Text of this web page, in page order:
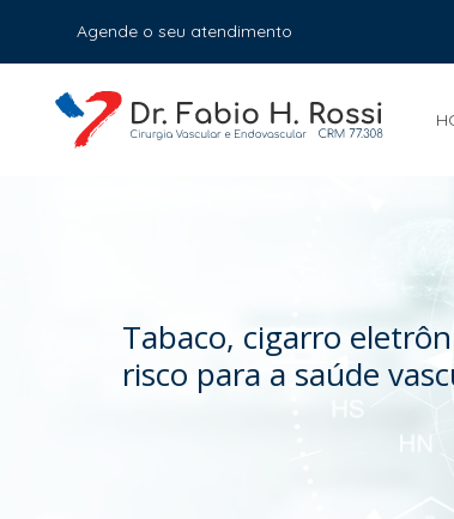
Agende o seu atendimento
Tabaco, cigarro
risco para a saúde